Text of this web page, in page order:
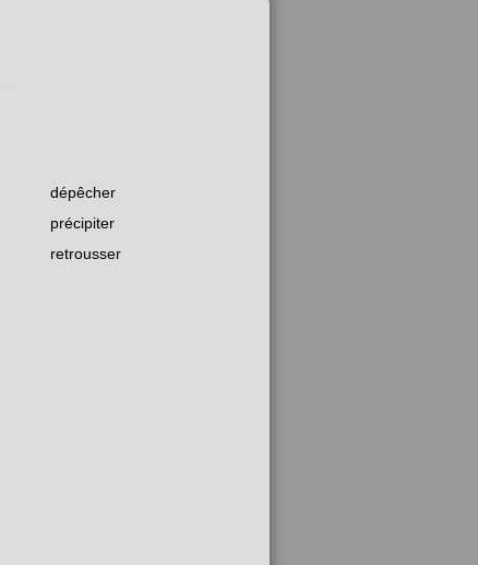
dépêcher
précipiter
retrousser